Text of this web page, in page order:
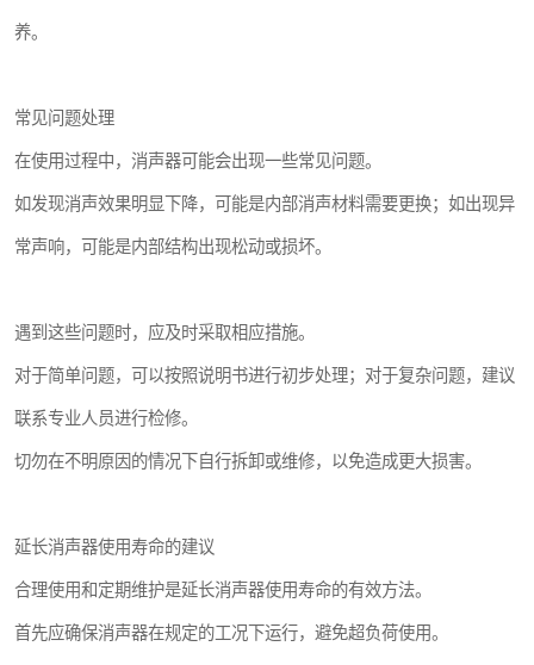
养。
常见问题处理
在使用过程中，消声器可能会出现一些常见问题。
如发现消声效果明显下降，可能是内部消声材料需要更换；如出现异
常声响，可能是内部结构出现松动或损坏。
遇到这些问题时，应及时采取相应措施。
对于简单问题，可以按照说明书进行初步处理；对于复杂问题，建议
联系专业人员进行检修。
切勿在不明原因的情况下自行拆卸或维修，以免造成更大损害。
延长消声器使用寿命的建议
合理使用和定期维护是延长消声器使用寿命的有效方法。
首先应确保消声器在规定的工况下运行，避免超负荷使用。